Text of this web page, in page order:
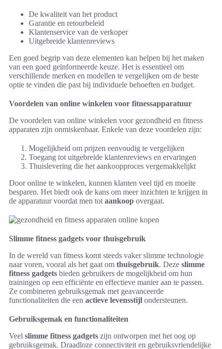
De kwaliteit van het product
Garantie en retourbeleid
Klantenservice van de verkoper
Uitgebreide klantenreviews
Een goed begrip van deze elementen kan helpen bij het maken
van een goed geïnformeerde keuze. Het is essentieel om
verschillende merken en modellen te vergelijken om de beste
optie te vinden die past bij individuele behoeften en budget.
Voordelen van online winkelen voor fitnessapparatuur
De voordelen van online winkelen voor gezondheid en fitness
apparaten zijn onmiskenbaar. Enkele van deze voordelen zijn:
Mogelijkheid om prijzen eenvoudig te vergelijken
Toegang tot uitgebreide klantenreviews en ervaringen
Thuislevering die het aankoopproces vergemakkelijkt
Door online te winkelen, kunnen klanten veel tijd en moeite
besparen. Het biedt ook de kans om meer inzichten te krijgen in
de apparatuur voordat men tot aankoop overgaat.
Slimme fitness gadgets voor thuisgebruik
In de wereld van fitness komt steeds vaker slimme technologie
naar voren, vooral als het gaat om thuisgebruik. Deze slimme
fitness gadgets bieden gebruikers de mogelijkheid om hun
trainingen op een efficiënte en effectieve manier aan te passen.
Ze combineren gebruiksgemak met geavanceerde
functionaliteiten die een actieve levensstijl ondersteunen.
Gebruiksgemak en functionaliteiten
Veel slimme fitness gadgets zijn ontworpen met het oog op
gebruiksgemak. Draadloze connectiviteit en gebruiksvriendelijke